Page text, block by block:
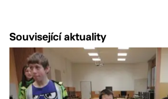
Související aktuality